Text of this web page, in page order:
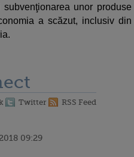
unor produse
a scăzut, inclusiv din
Twitter RSS Feed
09:29